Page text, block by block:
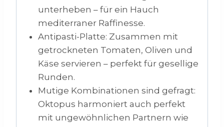
unterheben – für ein Hauch
mediterraner Raffinesse.
Antipasti-Platte: Zusammen mit
getrockneten Tomaten, Oliven und
Käse servieren – perfekt für gesellige
Runden.
Mutige Kombinationen sind gefragt:
Oktopus harmoniert auch perfekt
mit ungewöhnlichen Partnern wie